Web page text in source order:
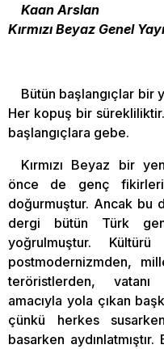
Kaan Arslan
Kırmızı Beyaz Genel
Bütün başlangıçlar
Her kopuş bir
başlangıçlara gebe.
Kırmızı Beyaz bir
önce de genç
doğurmuştur. Ancak bu
dergi bütün Türk
yoğrulmuştur. Kültürü
postmodernizmden,
teröristlerden, vatanı
amacıyla yola çıkan
çünkü herkes
basarken